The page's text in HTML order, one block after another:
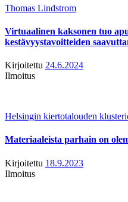
Thomas Lindstrom
Virtuaalinen kaksonen tuo
kestävyystavoitteiden
Kirjoitettu 24.6.2024
Ilmoitus
Helsingin kiertotalouden
Materiaaleista parhain on
Kirjoitettu 18.9.2023
Ilmoitus